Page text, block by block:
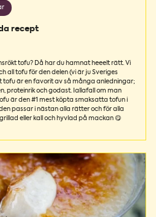
recept
tofu? Då har du hamnat heeelt rätt. Vi
all tofu för den delen (vi är ju Sveriges
tofu är en favorit av så många anledningar;
proteinrik och godast. Iallafall om man
är den #1 mest köpta smaksatta tofun i
passar i nästan alla rätter och för alla
eller kall och hyvlad på mackan 😋